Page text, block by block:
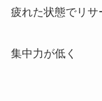
疲れた状態でリ
集中力が低く